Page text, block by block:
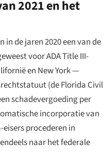
2021 en het
in de jaren 2020 een van de
voor ADA Title III-
en New York —
(de Florida Civil
schadevergoeding per
incorporatie van
procederen in
naar het federale